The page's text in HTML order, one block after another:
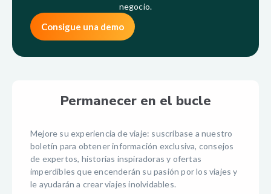
negocio.
Consigue una demo
Permanecer en el bucle
Mejore su experiencia de viaje: suscríbase a nuestro
boletín para obtener información exclusiva, consejos
de expertos, historias inspiradoras y ofertas
imperdibles que encenderán su pasión por los viajes y
le ayudarán a crear viajes inolvidables.